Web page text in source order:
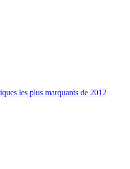
les plus marquants de 2012